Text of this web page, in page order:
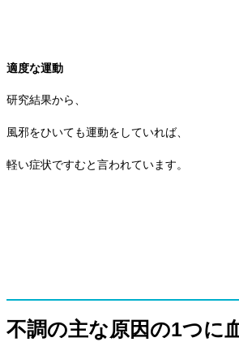
適度な運動
研究結果から、
風邪をひいても運動をしていれば、
軽い症状ですむと言われています。
不調の主な原因の1つに